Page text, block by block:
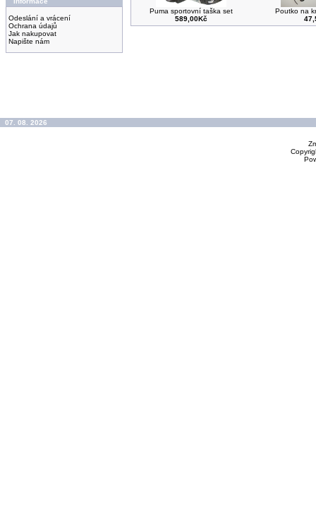
Odeslání a vrácení
Ochrana údajů
Jak nakupovat
Napište nám
Puma sportovní taška set
589,00Kč
Poutko na
07. 08. 2026